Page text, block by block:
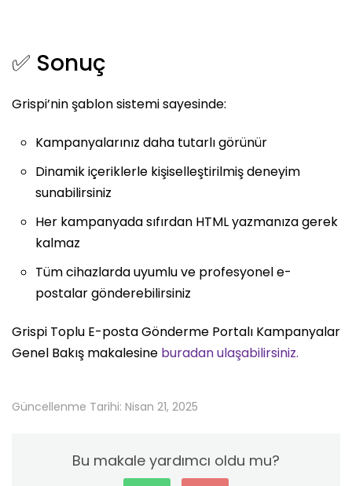
✅ Sonuç
Grispi’nin şablon sistemi sayesinde:
Kampanyalarınız daha tutarlı görünür
Dinamik içeriklerle kişiselleştirilmiş deneyim
sunabilirsiniz
Her kampanyada sıfırdan HTML yazmanıza gerek
kalmaz
Tüm cihazlarda uyumlu ve profesyonel e-
postalar gönderebilirsiniz
Grispi Toplu E-posta Gönderme Portalı Kampanyalar
Genel Bakış makalesine buradan ulaşabilirsiniz.
Güncellenme Tarihi: Nisan 21, 2025
Bu makale yardımcı oldu mu?